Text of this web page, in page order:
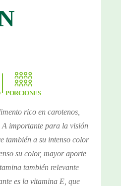
PORCIONES
rico en carotenos,
importante para la visión
también a su intenso color
su color, mayor aporte
también relevante
es la vitamina E, que